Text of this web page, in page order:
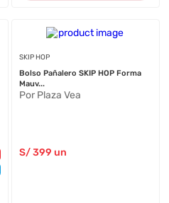
SKIP HOP
Bolso Pañalero SKIP HOP Forma
Mauv...
Por Plaza Vea
S/399 un